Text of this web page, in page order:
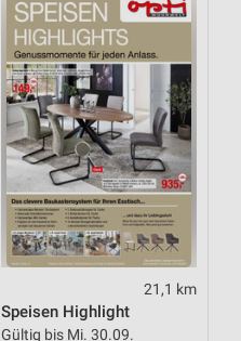
21,1 km
Speisen Highlight
Gültig bis Mi. 30.09.